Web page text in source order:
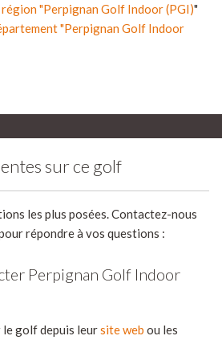
"Perpignan Golf Indoor (PGI)"
"Perpignan Golf Indoor
sur ce golf
les plus posées. Contactez-nous
répondre à vos questions :
Perpignan Golf Indoor
golf depuis leursite web ou les